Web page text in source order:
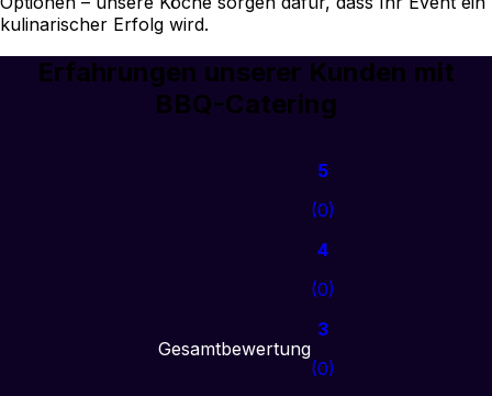
kulinarischer Erfolg wird.
Erfahrungen unserer Kunden mit
BBQ-Catering
Gesamtbewertung
5
(0)
4
(0)
3
(0)